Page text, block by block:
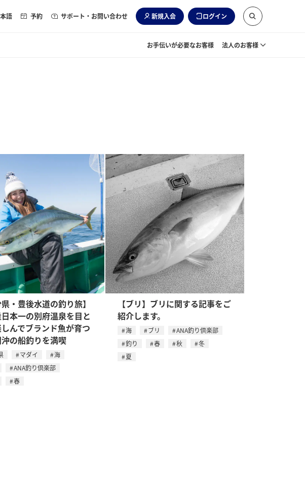
語 予約 サポート・お問い合わせ 新規入会 ログイン
お手伝いが必要なお客様 法人のお客様
県・豊後水道の釣り旅】
本一の別府温泉を目と
んでブランド魚が育つ
の船釣りを満喫
マダイ
海
ANA釣り倶楽部
春
【ブリ】ブリに関する記事をご
紹介します。
海 ブリ
ANA釣り倶楽部
釣り
春 秋
冬
夏